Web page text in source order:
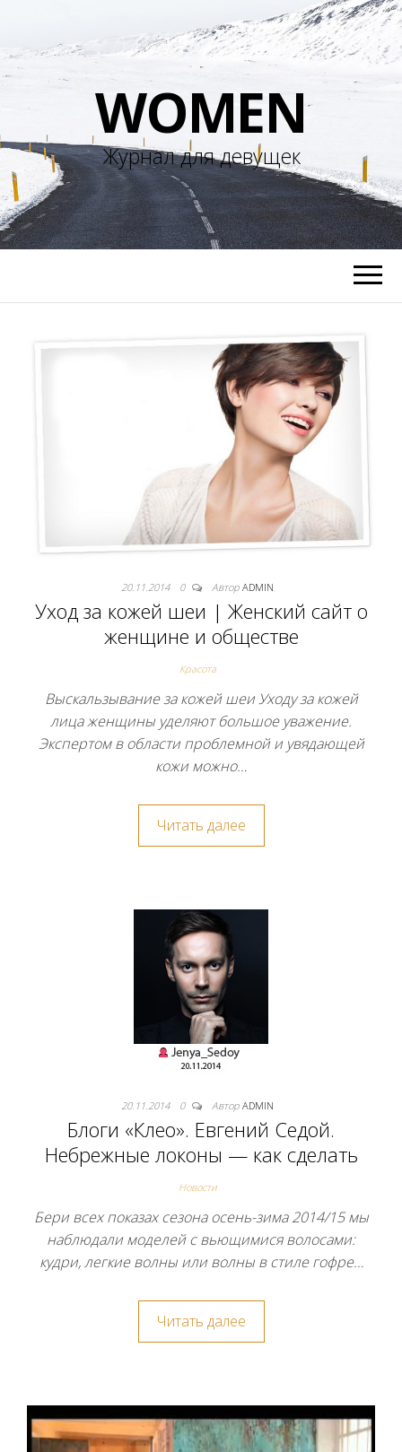
WOMEN
Журнал для девущек
20.11.2014 0 Автор ADMIN
Уход за кожей шеи | Женский сайт о
женщине и обществе
Красота
Выскальзывание за кожей шеи Уходу за кожей
лица женщины уделяют большое уважение.
Экспертом в области проблемной и увядающей
кожи можно…
Читать далее
20.11.2014 0 Автор ADMIN
Блоги «Клео». Евгений Седой.
Небрежные локоны — как сделать
Новости
Бери всех показах сезона осень-зима 2014/15 мы
наблюдали моделей с вьющимися волосами:
кудри, легкие волны или волны в стиле гофре…
Читать далее